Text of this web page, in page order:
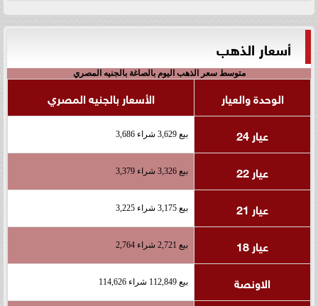
أسعار الذهب
متوسط سعر الذهب اليوم بالصاغة بالجنيه المصري
الوحدة والعيار
الأسعار بالجنيه المصري
عيار 24
بيع 3,629 شراء 3,686
عيار 22 بيع 3,326 شراء 3,379
عيار 21 بيع 3,175 شراء 3,225
عيار 18 بيع 2,721 شراء 2,764
الاونصة بيع 112,849 شراء 114,626